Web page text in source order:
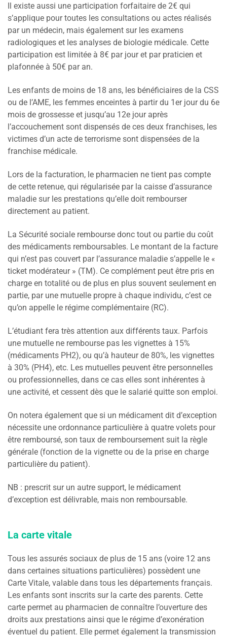
Il existe aussi une participation forfaitaire de 2€ qui
s’applique pour toutes les consultations ou actes réalisés
par un médecin, mais également sur les examens
radiologiques et les analyses de biologie médicale. Cette
participation est limitée à 8€ par jour et par praticien et
plafonnée à 50€ par an.
Les enfants de moins de 18 ans, les bénéficiaires de la CSS
ou de l’AME, les femmes enceintes à partir du 1er jour du 6e
mois de grossesse et jusqu’au 12e jour après
l’accouchement sont dispensés de ces deux franchises, les
victimes d’un acte de terrorisme sont dispensées de la
franchise médicale.
Lors de la facturation, le pharmacien ne tient pas compte
de cette retenue, qui régularisée par la caisse d’assurance
maladie sur les prestations qu’elle doit rembourser
directement au patient.
La Sécurité sociale rembourse donc tout ou partie du coût
des médicaments remboursables. Le montant de la facture
qui n’est pas couvert par l’assurance maladie s’appelle le «
ticket modérateur » (TM). Ce complément peut être pris en
charge en totalité ou de plus en plus souvent seulement en
partie, par une mutuelle propre à chaque individu, c’est ce
qu’on appelle le régime complémentaire (RC).
L’étudiant fera très attention aux différents taux. Parfois
une mutuelle ne rembourse pas les vignettes à 15%
(médicaments PH2), ou qu’à hauteur de 80%, les vignettes
à 30% (PH4), etc. Les mutuelles peuvent être personnelles
ou professionnelles, dans ce cas elles sont inhérentes à
une activité, et cessent dès que le salarié quitte son emploi.
On notera également que si un médicament dit d’exception
nécessite une ordonnance particulière à quatre volets pour
être remboursé, son taux de remboursement suit la règle
générale (fonction de la vignette ou de la prise en charge
particulière du patient).
NB : prescrit sur un autre support, le médicament
d’exception est délivrable, mais non remboursable.
La carte vitale
Tous les assurés sociaux de plus de 15 ans (voire 12 ans
dans certaines situations particulières) possèdent une
Carte Vitale, valable dans tous les départements français.
Les enfants sont inscrits sur la carte des parents. Cette
carte permet au pharmacien de connaître l’ouverture des
droits aux prestations ainsi que le régime d’exonération
éventuel du patient. Elle permet également la transmission